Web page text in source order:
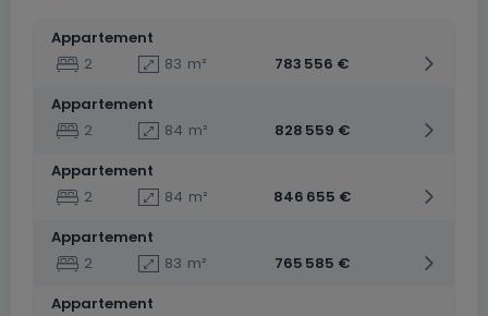
Appartement
2
83 m²
783 556 €
Appartement
2
84 m²
828 559 €
Appartement
2
84 m²
846 655 €
Appartement
2
83 m²
765 585 €
Appartement